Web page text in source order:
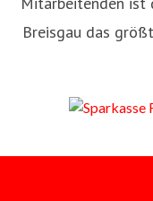
Breisgau das